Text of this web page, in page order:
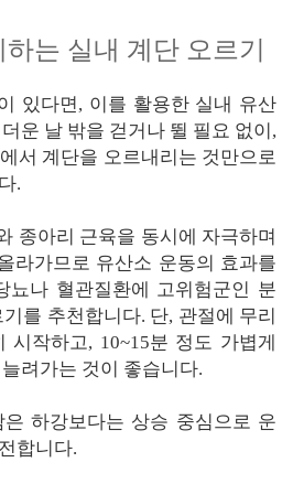
는 실내 계단 오르기
있다면, 이를 활용한 실내 유산
운 날 밖을 걷거나 뛸 필요 없이,
서 계단을 오르내리는 것만으로
.
종아리 근육을 동시에 자극하며
라가므로 유산소 운동의 효과를
뇨나 혈관질환에 고위험군인 분
를 추천합니다. 단, 관절에 무리
작하고, 10~15분 정도 가볍게
려가는 것이 좋습니다.
하강보다는 상승 중심으로 운
합니다.